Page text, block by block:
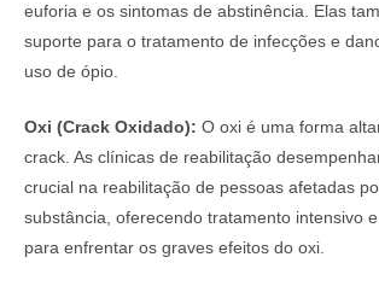
euforia e os sintomas de abstinência. Elas
suporte para o tratamento de infecções e
uso de ópio.
Oxi (Crack Oxidado): O oxi é uma forma
crack. As clínicas de reabilitação
crucial na reabilitação de pessoas afetadas
substância, oferecendo tratamento intensivo
para enfrentar os graves efeitos do oxi.